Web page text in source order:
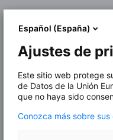
Español (España)
Ajustes de
Este sitio web protege
de Datos de la Unión
que no haya sido
Conozca más sobre